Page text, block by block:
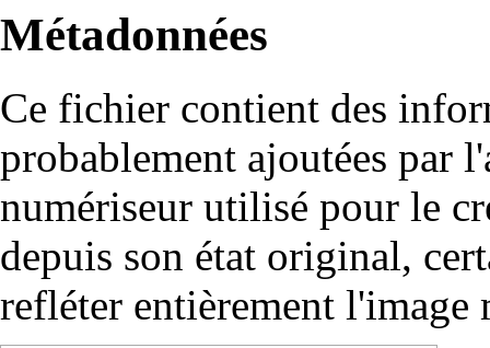
Métadonnées
Ce fichier contient des
probablement ajoutées par
numériseur utilisé pour le
depuis son état original,
refléter entièrement l'image